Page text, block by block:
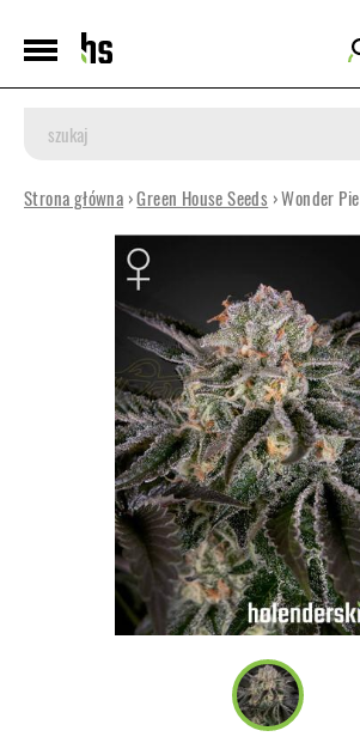
Strona główna ›Green House Seeds › Wonder Pie